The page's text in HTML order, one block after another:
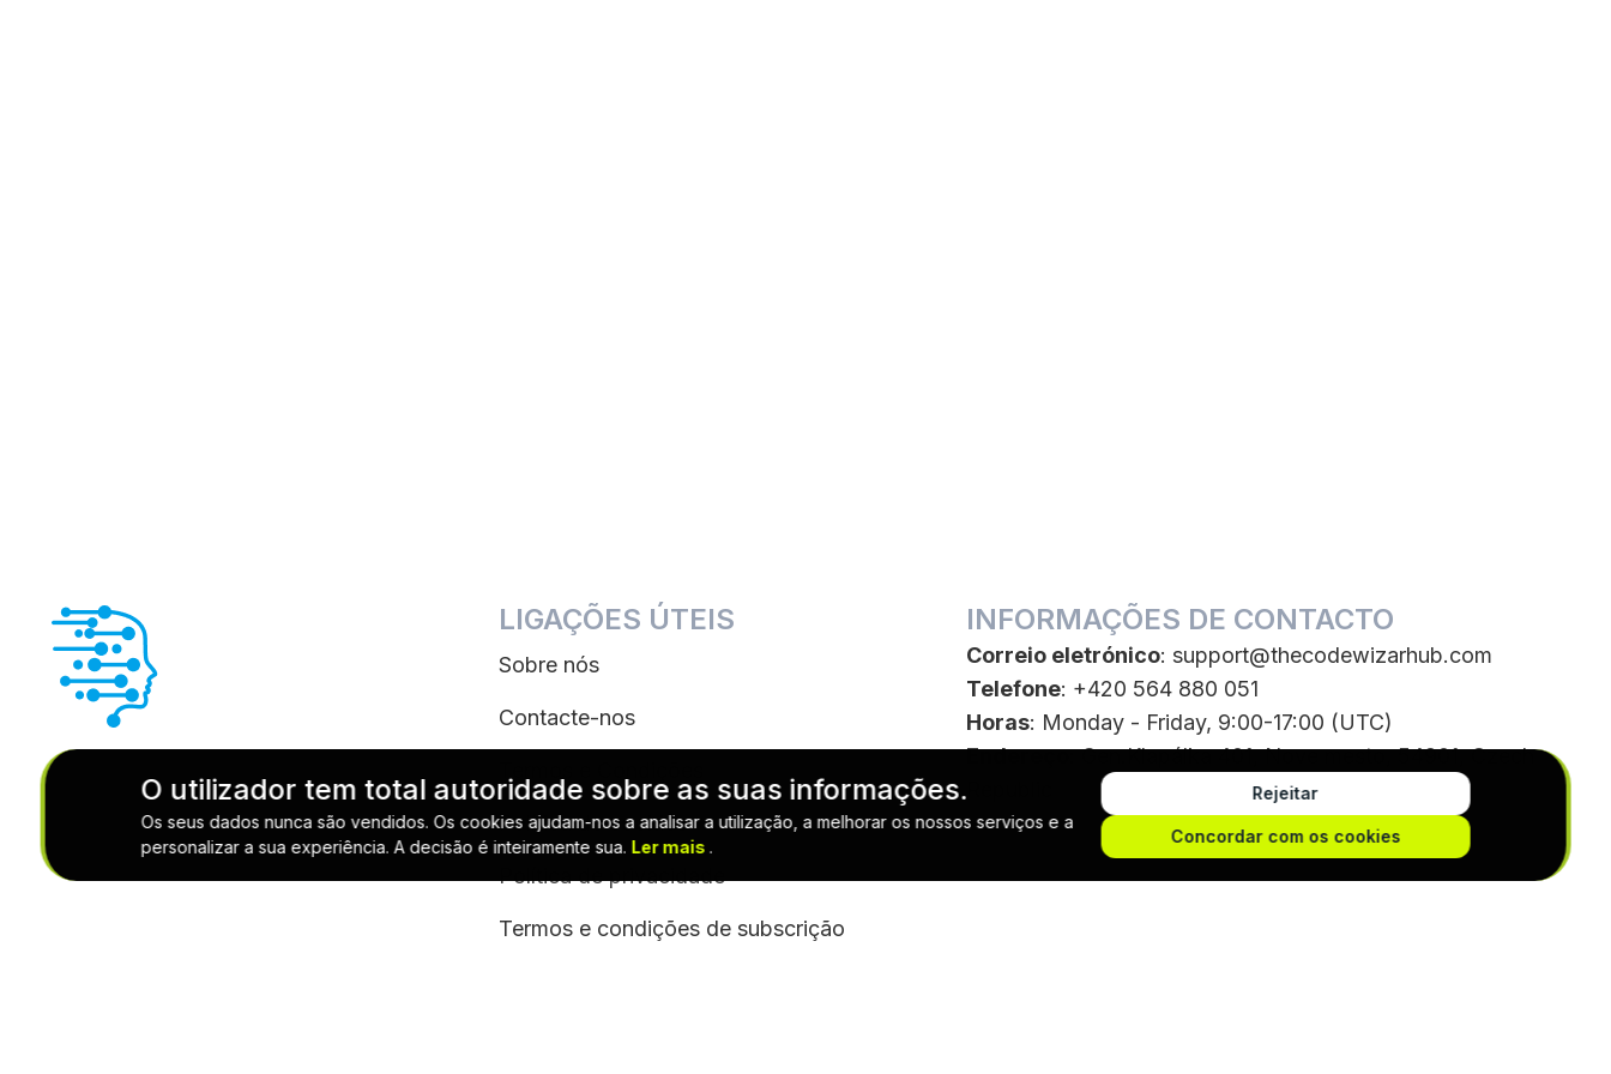
LIGAÇÕES ÚTEIS
Sobre nós
Contacte-nos
Política de cookies
Política de privacidade
Termos e condições de subscrição
INFORMAÇÕES DE CONTACTO
Correio eletrónico: support@thecodewizarhub.com
Telefone: +420 564 880 051
Horas: Monday - Friday, 9:00-17:00 (UTC)
Endereço: Gen.Klapálka 401, Nove mesto, 54901, Czech
O utilizador tem total autoridade sobre as suas informações.
Os seus dados nunca são vendidos. Os cookies ajudam-nos a analisar a utilização, a melhorar os nossos serviços e a
personalizar a sua experiência. A decisão é inteiramente sua. Ler mais .
Rejeitar
Concordar com os cookies